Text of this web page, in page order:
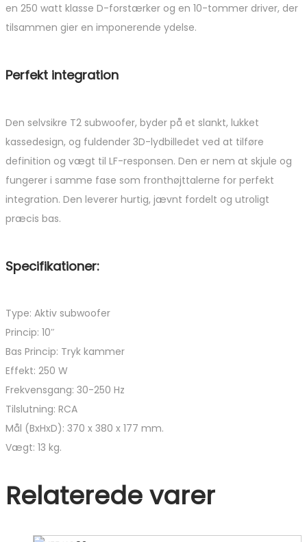
en 250 watt klasse D-forstærker og en 10-tommer driver, der
tilsammen gier en imponerende ydelse.
Perfekt integration
Den selvsikre T2 subwoofer, byder på et slankt, lukket
kassedesign, og fuldender 3D-lydbilledet ved at tilføre
definition og vægt til LF-responsen. Den er nem at skjule og
fungerer i samme fase som fronthøjttalerne for perfekt
integration. Den leverer hurtig, jævnt fordelt og utroligt
præcis bas.
Specifikationer:
Type: Aktiv subwoofer
Princip: 10″
Bas Princip: Tryk kammer
Effekt: 250 W
Frekvensgang: 30-250 Hz
Tilslutning: RCA
Mål (BxHxD): 370 x 380 x 177 mm.
Vægt: 13 kg.
Relaterede varer